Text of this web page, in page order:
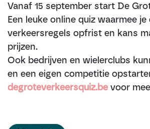
Vanaf 15 september start De
Een leuke online quiz waarmee je
verkeersregels opfrist en kans
prijzen.
Ook bedrijven en wielerclubs
en een eigen competitie
degroteverkeersquiz.bevoor